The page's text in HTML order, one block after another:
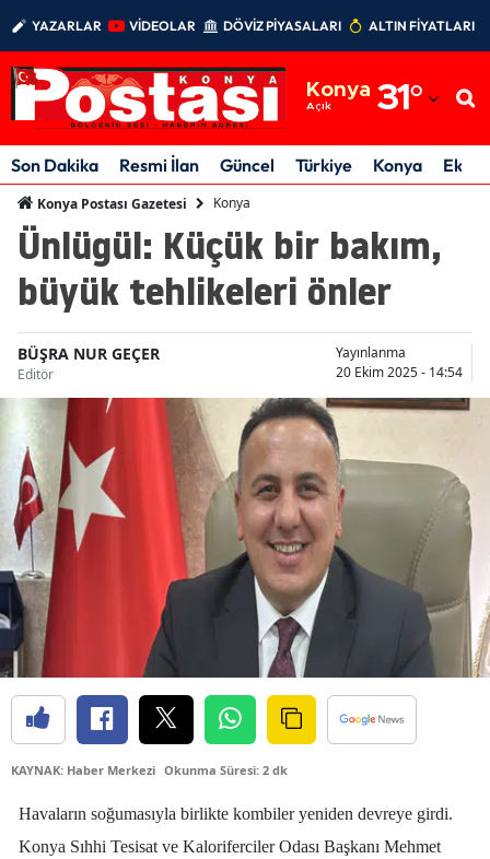
YAZARLAR VİDEOLAR DÖVİZ PİYASALARI ALTIN FİYATLARI
Konya
Açık 31°
Adıyaman
Afyonkarahisar
Amasya
Ankara
Antalya
Artvin
Aydın
Balıkesir
Bilecik
Bingöl
Burdur
Bursa
Çankırı
Son Dakika Resmi İlan Güncel Türkiye Konya
Konya Postası Gazetesi Konya
Ünlügül: Küçük bir bakım,
büyük tehlikeleri önler
BÜŞRA NUR GEÇER
Editör
Yayınlanma
20 Ekim 2025 - 14:54
KAYNAK: Haber Merkezi Okunma Süresi: 2 dk
Havaların soğumasıyla birlikte kombiler yeniden devreye girdi.
Konya Sıhhi Tesisat ve Kaloriferciler Odası Başkanı Mehmet